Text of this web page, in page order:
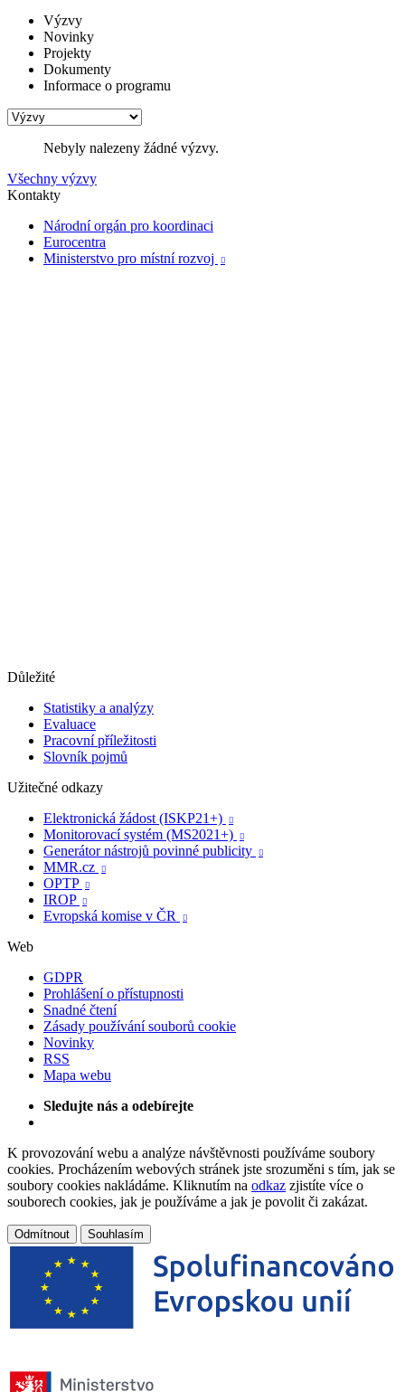
Výzvy
Novinky
Projekty
Dokumenty
Informace o programu
Nebyly nalezeny žádné výzvy.
Všechny výzvy
Kontakty
Národní orgán pro koordinaci
Eurocentra
Ministerstvo pro místní rozvoj

Důležité
Statistiky a analýzy
Evaluace
Pracovní příležitosti
Slovník pojmů
Užitečné odkazy
Elektronická žádost (ISKP21+)

Monitorovací systém (MS2021+) 
Generátor nástrojů povinné publicity 
MMR.cz 
OPTP 
IROP 
Evropská komise v ČR 
Web
GDPR
Prohlášení o přístupnosti
Snadné čtení
Zásady používání souborů cookie
Novinky
RSS
Mapa webu
Sledujte nás a odebírejte
K provozování webu a analýze návštěvnosti používáme soubory
cookies. Procházením webových stránek jste srozuměni s tím, jak se
soubory cookies nakládáme. Kliknutím na odkaz zjistíte více o
souborech cookies, jak je používáme a jak je povolit či zakázat.
Odmítnout Souhlasím